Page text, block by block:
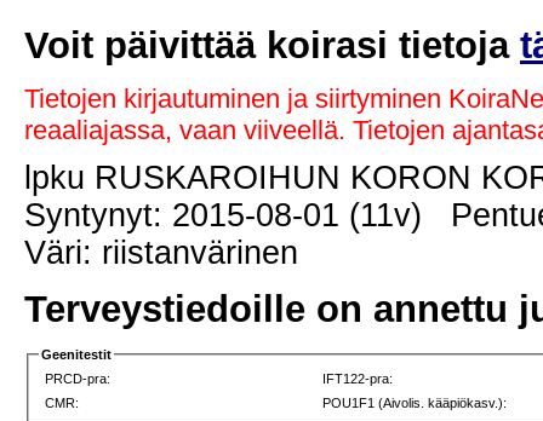
Voit päivittää koirasi tietoja
Tietojen kirjautuminen ja siirtyminen
reaaliajassa, vaan viiveellä. Tietojen
lpku RUSKAROIHUN KORON
Syntynyt: 2015-08-01 (11v)
Väri: riistanvärinen
Terveystiedoille on annettu
Geenitestit
PRCD-pra:
IFT122-pra:
CMR:
POU1F1 (Aivolis. kääpiökasv.):